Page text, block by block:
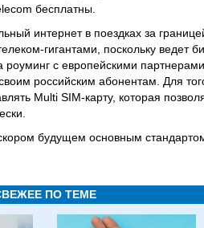
бесплатны.
интернет в поездках за
гигантами, поскольку ведет
с европейскими
российским абонентам. Для
Multi SIM-карту, которая
будущем основным
ПО ТЕМЕ